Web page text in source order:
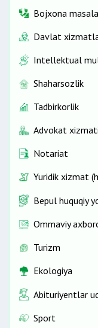
Bojxona
Davlat
Intellektual
Shaharsozlik
Tadbirkorlik
Advokat xizmati
Notariat
Yuridik xizmat
Bepul huquqiy
Ommaviy
Turizm
Ekologiya
Abituriyentlar
Sport